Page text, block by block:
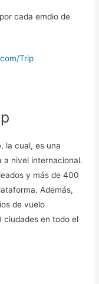
cada emdio de
Trip
, la cual, es una
a nivel internacional.
y más de 400
Además,
de vuelo
ciudades en todo el